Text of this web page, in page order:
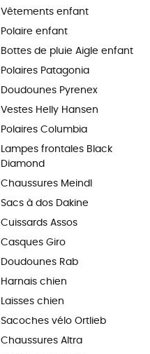
Vêtements enfant
Polaire enfant
Bottes de pluie Aigle enfant
Polaires Patagonia
Doudounes Pyrenex
Vestes Helly Hansen
Polaires Columbia
Lampes frontales Black
Diamond
Chaussures Meindl
Sacs à dos Dakine
Cuissards Assos
Casques Giro
Doudounes Rab
Harnais chien
Laisses chien
Sacoches vélo Ortlieb
Chaussures Altra